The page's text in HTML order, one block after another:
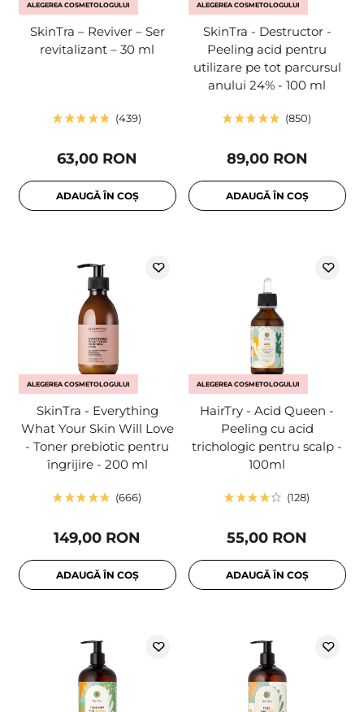
ALEGEREA COSMETOLOGULUI
SkinTra – Reviver – Ser
revitalizant – 30 ml
439
63,00 RON
ADAUGĂ ÎN COȘ
ALEGEREA COSMETOLOGULUI
SkinTra - Destructor -
Peeling acid pentru
utilizare pe tot parcursul
anului 24% - 100 ml
850
89,00 RON
ADAUGĂ ÎN COȘ
ALEGEREA COSMETOLOGULUI
SkinTra - Everything
What Your Skin Will Love
- Toner prebiotic pentru
îngrijire - 200 ml
666
149,00 RON
ADAUGĂ ÎN COȘ
ALEGEREA COSMETOLOGULUI
HairTry - Acid Queen -
Peeling cu acid
trichologic pentru scalp -
100ml
128
55,00 RON
ADAUGĂ ÎN COȘ